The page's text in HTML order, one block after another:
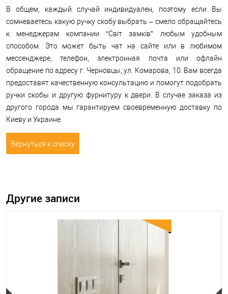
В общем, каждый случай индивидуален, поэтому если Вы
сомневаетесь какую ручку скобу выбрать – смело обращайтесь
к менеджерам компании “Світ замків” любым удобным
способом. Это может быть чат на сайте или в любимом
мессенджере, телефон, электронная почта или офлайн
обращение по адресу г. Черновцы, ул. Комарова, 10. Вам всегда
предоставят качественную консультацию и помогут подобрать
ручки скобы и другую фурнитуру к двери. В случае заказа из
другого города мы гарантируем своевременную доставку по
Киеву и Украине.
Вернуться к списку
Другие записи